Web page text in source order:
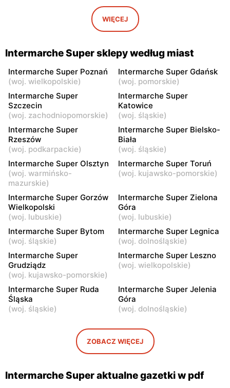
Bełżyce, ul. Bychawska 22
Intermarche Super
Szczytno, ul. Wileńska 3
Brodnica, ul. Podgórna 65
Zduńska Wola, ul.
Sieradzka 64
Intermarche Super
Golub-Dobrzyń, ul. Henryka
Sienkiewicza 4 b
Intermarche Super
Ciechocinek, ul. Mikołaja
Kopernika 58
Intermarche Super
Radomsko, ul. Kościuszki
2B
Intermarche Super
Olsztyn, ul. Dr. Stanisława
Dorantta 20
Intermarche Super
Turek, ul. Kolska Szosa 3/5
Intermarche Super
Dębno, ul. Wolności 4
Intermarche Super
Ostróda, ul. Grunwaldzka
74 d
Intermarche Super
Iława, ul. Jarosława
Dąbrowskiego 21
Intermarche Super
Koszarówka, ul. Białostocka
4
Intermarche Super
Pajęczno, ul. Kościuszki 78
Intermarche Super
Toruń, ul. Ugory 4 Konin, ul. Poznańska 176
WIĘCEJ
Intermarche Super sklepy według miast
Intermarche Super Poznań
(woj. wielkopolskie)
Intermarche Super Gdańsk
(woj. pomorskie)
Intermarche Super
Szczecin
(woj. zachodniopomorskie)
Intermarche Super
Katowice
(woj. śląskie)
Intermarche Super
Rzeszów
(woj. podkarpackie)
Intermarche Super Bielsko-
Biała
(woj. śląskie)
Intermarche Super Olsztyn
(woj. warmińsko-
mazurskie)
Intermarche Super Toruń
(woj. kujawsko-pomorskie)
Intermarche Super Gorzów
Wielkopolski
(woj. lubuskie)
Intermarche Super Zielona
Góra
(woj. lubuskie)
Intermarche Super Bytom
(woj. śląskie)
Intermarche Super Legnica
(woj. dolnośląskie)
Intermarche Super
Grudziądz
(woj. kujawsko-pomorskie)
Intermarche Super Leszno
(woj. wielkopolskie)
Intermarche Super Ruda
Śląska
(woj. śląskie)
Intermarche Super Jelenia
Góra
(woj. dolnośląskie)
ZOBACZ WIĘCEJ
Intermarche Super aktualne gazetki w pdf